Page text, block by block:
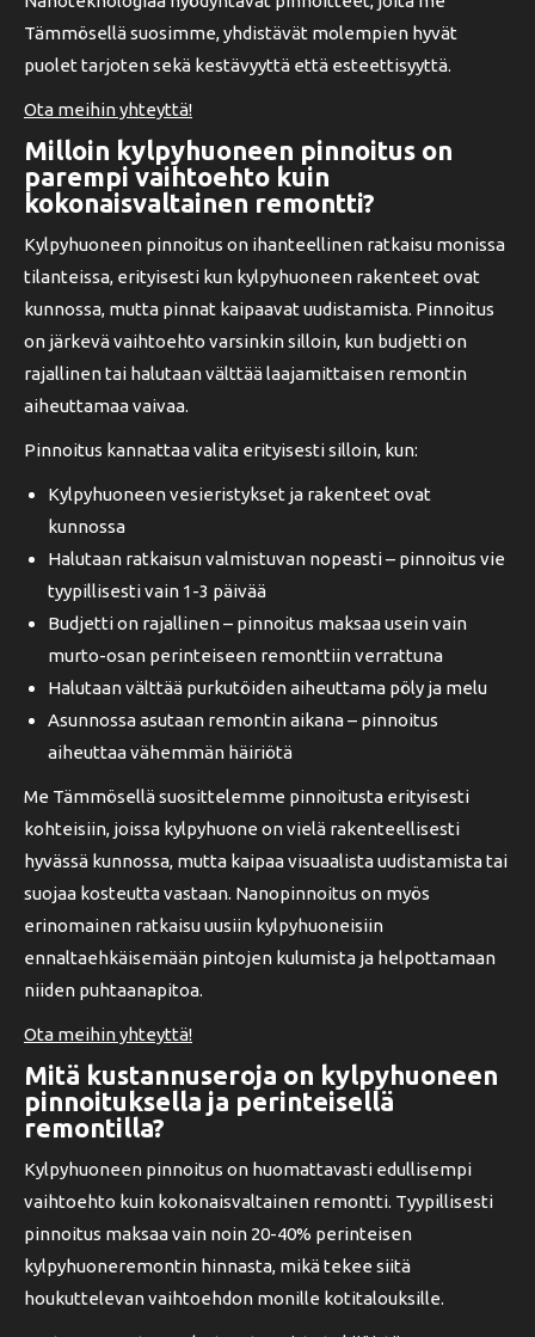
Tämmösellä suosimme, yhdistävät molempien hyvät
puolet tarjoten sekä kestävyyttä että esteettisyyttä.
Ota meihin yhteyttä!
Milloin kylpyhuoneen pinnoitus on
parempi vaihtoehto kuin
kokonaisvaltainen remontti?
Kylpyhuoneen pinnoitus on ihanteellinen ratkaisu monissa
tilanteissa, erityisesti kun kylpyhuoneen rakenteet ovat
kunnossa, mutta pinnat kaipaavat uudistamista. Pinnoitus
on järkevä vaihtoehto varsinkin silloin, kun budjetti on
rajallinen tai halutaan välttää laajamittaisen remontin
aiheuttamaa vaivaa.
Pinnoitus kannattaa valita erityisesti silloin, kun:
Kylpyhuoneen vesieristykset ja rakenteet ovat
kunnossa
Halutaan ratkaisun valmistuvan nopeasti – pinnoitus vie
tyypillisesti vain 1-3 päivää
Budjetti on rajallinen – pinnoitus maksaa usein vain
murto-osan perinteiseen remonttiin verrattuna
Halutaan välttää purkutöiden aiheuttama pöly ja melu
Asunnossa asutaan remontin aikana – pinnoitus
aiheuttaa vähemmän häiriötä
Me Tämmösellä suosittelemme pinnoitusta erityisesti
kohteisiin, joissa kylpyhuone on vielä rakenteellisesti
hyvässä kunnossa, mutta kaipaa visuaalista uudistamista tai
suojaa kosteutta vastaan. Nanopinnoitus on myös
erinomainen ratkaisu uusiin kylpyhuoneisiin
ennaltaehkäisemään pintojen kulumista ja helpottamaan
niiden puhtaanapitoa.
Ota meihin yhteyttä!
Mitä kustannuseroja on kylpyhuoneen
pinnoituksella ja perinteisellä
remontilla?
Kylpyhuoneen pinnoitus on huomattavasti edullisempi
vaihtoehto kuin kokonaisvaltainen remontti. Tyypillisesti
pinnoitus maksaa vain noin 20-40% perinteisen
kylpyhuoneremontin hinnasta, mikä tekee siitä
houkuttelevan vaihtoehdon monille kotitalouksille.